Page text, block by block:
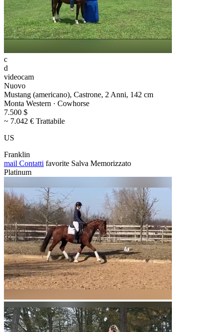
c
d
videocam
Nuovo
Mustang (americano), Castrone, 2 Anni, 142 cm
Monta Western · Cowhorse
7.500 $
~ 7.042 € Trattabile
US
Franklin
mail Contatti favorite Salva Memorizzato
Platinum